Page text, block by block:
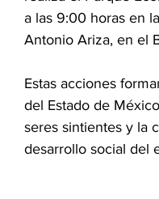
a las 9:00 horas en
Antonio Ariza, en el
Estas acciones
del Estado de
seres sintientes y la
desarrollo social del